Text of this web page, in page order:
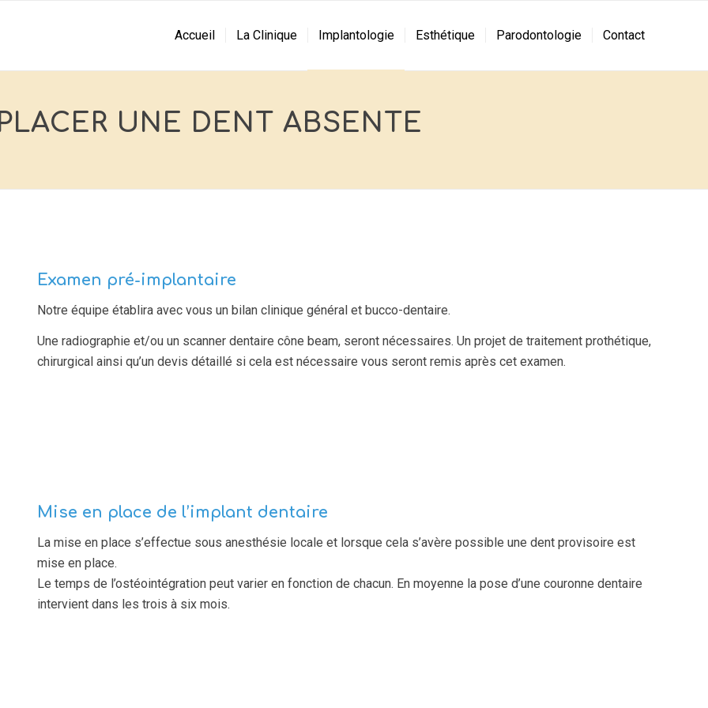
Accueil La Clinique Implantologie Esthétique Parodontologie Contact
UNE DENT ABSENTE
Examen pré-implantaire
Notre équipe établira avec vous un bilan clinique général et bucco-dentaire.
Une radiographie et/ou un scanner dentaire cône beam, seront nécessaires. Un projet de traitement prothétique,
chirurgical ainsi qu’un devis détaillé si cela est nécessaire vous seront remis après cet examen.
Mise en place de l’implant dentaire
La mise en place s’effectue sous anesthésie locale et lorsque cela s’avère possible une dent provisoire est
mise en place.
Le temps de l’ostéointégration peut varier en fonction de chacun. En moyenne la pose d’une couronne dentaire
intervient dans les trois à six mois.